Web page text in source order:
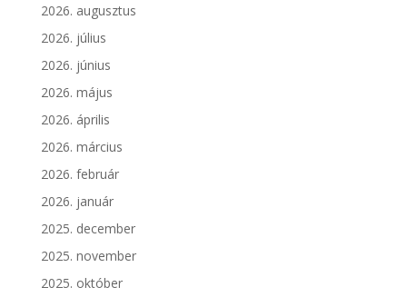
2026. augusztus
2026. július
2026. június
2026. május
2026. április
2026. március
2026. február
2026. január
2025. december
2025. november
2025. október